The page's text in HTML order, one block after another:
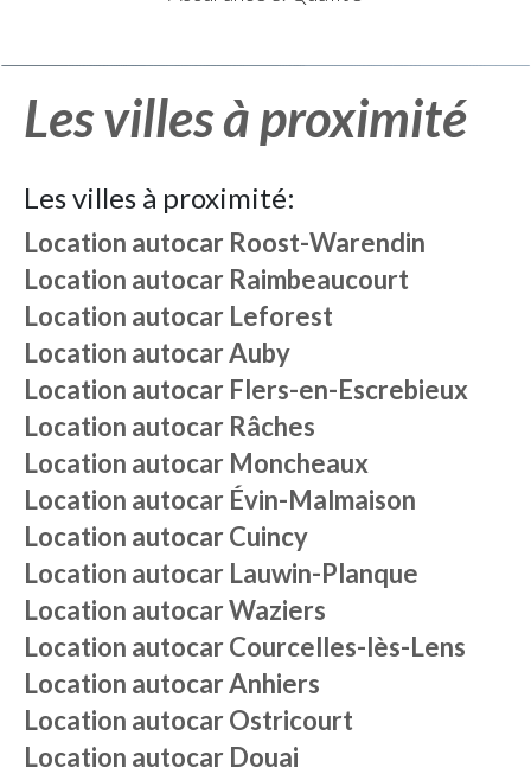
Les villes à proximité
Les villes à proximité:
Location autocar Roost-Warendin
Location autocar Raimbeaucourt
Location autocar Leforest
Location autocarAuby
Location autocar Flers-en-Escrebieux
Location autocar Râches
Location autocar Moncheaux
Location autocar Évin-Malmaison
Location autocarCuincy
Location autocar Lauwin-Planque
Location autocarWaziers
Location autocarCourcelles-lès-Lens
Location autocarAnhiers
Location autocarOstricourt
Location autocar Douai